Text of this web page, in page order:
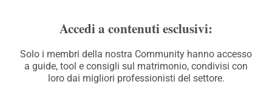
Accedi a contenuti esclusivi:
Solo i membri della nostra Community hanno accesso
a guide, tool e consigli sul matrimonio, condivisi con
loro dai migliori professionisti del settore.